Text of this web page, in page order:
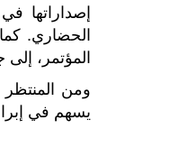
إصداراتها
الحضاري.
المؤتمر،
ومن المنتظر
يسهم في